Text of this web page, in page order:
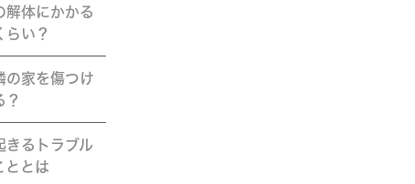
解体にかかる
らい？
の家を傷つけ
？
きるトラブル
ととは